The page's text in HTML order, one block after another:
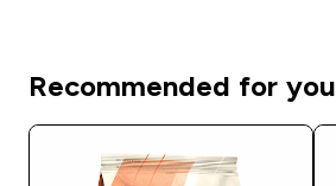
Recommended for you